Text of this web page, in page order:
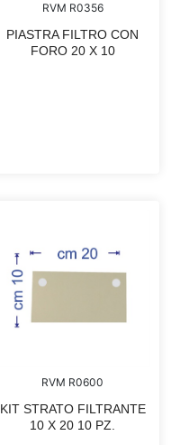
RVM R0356
PIASTRA FILTRO CON
FORO 20 X 10
RVM R0600
KIT STRATO FILTRANTE
10 X 20 10 PZ.